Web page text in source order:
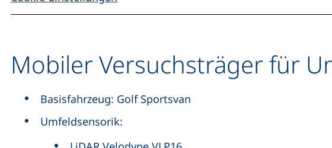
Mobiler Versuchsträger für
Basisfahrzeug: Golf Sportsvan
Umfeldsensorik: